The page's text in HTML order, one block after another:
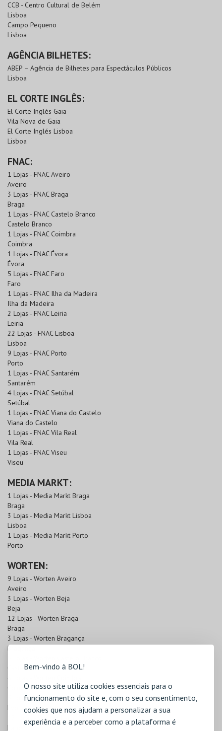
Bem-vindo à BOL!
O nosso site utiliza cookies essenciais para o
funcionamento do site e, com o seu consentimento,
cookies que nos ajudam a personalizar a sua
experiência e a perceber como a plataforma é
CCB - Centro Cultural de Belém
Lisboa
Campo Pequeno
Lisboa
AGÊNCIA BILHETES:
ABEP – Agência de Bilhetes para Espectáculos Públicos
Lisboa
EL CORTE INGLÊS:
El Corte Inglés Gaia
Vila Nova de Gaia
El Corte Inglés Lisboa
Lisboa
FNAC:
1 Lojas - FNAC Aveiro
Aveiro
3 Lojas - FNAC Braga
Braga
1 Lojas - FNAC Castelo Branco
Castelo Branco
1 Lojas - FNAC Coimbra
Coimbra
1 Lojas - FNAC Évora
Évora
5 Lojas - FNAC Faro
Faro
1 Lojas - FNAC Ilha da Madeira
Ilha da Madeira
2 Lojas - FNAC Leiria
Leiria
22 Lojas - FNAC Lisboa
Lisboa
9 Lojas - FNAC Porto
Porto
1 Lojas - FNAC Santarém
Santarém
4 Lojas - FNAC Setúbal
Setúbal
1 Lojas - FNAC Viana do Castelo
Viana do Castelo
1 Lojas - FNAC Vila Real
Vila Real
1 Lojas - FNAC Viseu
Viseu
MEDIA MARKT:
1 Lojas - Media Markt Braga
Braga
3 Lojas - Media Markt Lisboa
Lisboa
1 Lojas - Media Markt Porto
Porto
WORTEN:
9 Lojas - Worten Aveiro
Aveiro
3 Lojas - Worten Beja
Beja
12 Lojas - Worten Braga
Braga
3 Lojas - Worten Bragança
Bragança
Castelo Branco
Coimbra
5 Lojas - Worten Évora
Évora
12 Lojas - Worten Faro
Faro